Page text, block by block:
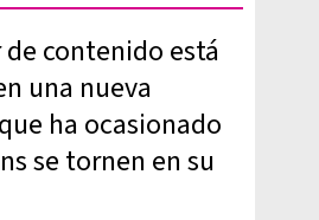
de contenido está
una nueva
ha ocasionado
se tornen en su